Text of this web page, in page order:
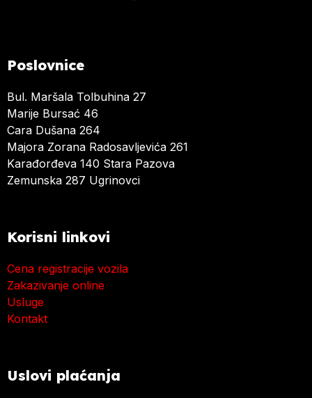
Poslovnice
Bul. Maršala Tolbuhina 27
Marije Bursać 46
Cara Dušana 264
Majora Zorana Radosavljevića 261
Karađorđeva 140 Stara Pazova
Zemunska 287 Ugrinovci
Korisni linkovi
Cena registracije vozila
Zakazivanje online
Usluge
Kontakt
Uslovi plaćanja